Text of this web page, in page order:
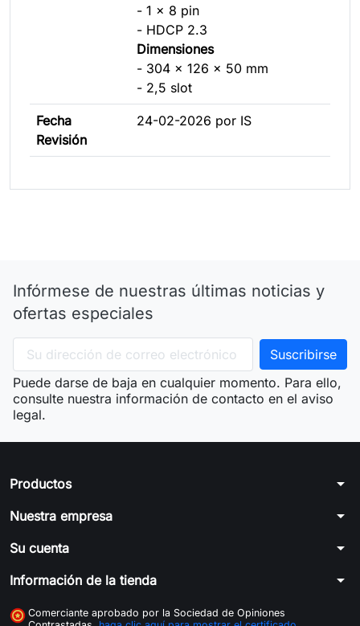
- 1 x 8 pin
- HDCP 2.3
Dimensiones
- 304 x 126 x 50 mm
- 2,5 slot
Fecha
Revisión
24-02-2026 por IS
Infórmese de nuestras últimas noticias y
ofertas especiales
Puede darse de baja en cualquier momento. Para ello,
consulte nuestra información de contacto en el aviso
legal.
Productos arrow_drop_down
Nuestra empresa arrow_drop_down
Su cuenta arrow_drop_down
Información de la tienda arrow_drop_down
Comerciante aprobado por la Sociedad de Opiniones